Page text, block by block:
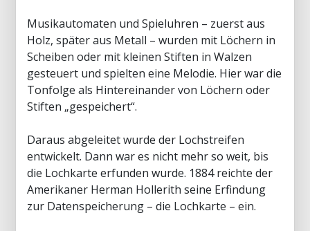
Musikautomaten und Spieluhren – zuerst aus
Holz, später aus Metall – wurden mit Löchern in
Scheiben oder mit kleinen Stiften in Walzen
gesteuert und spielten eine Melodie. Hier war die
Tonfolge als Hintereinander von Löchern oder
Stiften „gespeichert“.
Daraus abgeleitet wurde der Lochstreifen
entwickelt. Dann war es nicht mehr so weit, bis
die Lochkarte erfunden wurde. 1884 reichte der
Amerikaner Herman Hollerith seine Erfindung
zur Datenspeicherung – die Lochkarte – ein.